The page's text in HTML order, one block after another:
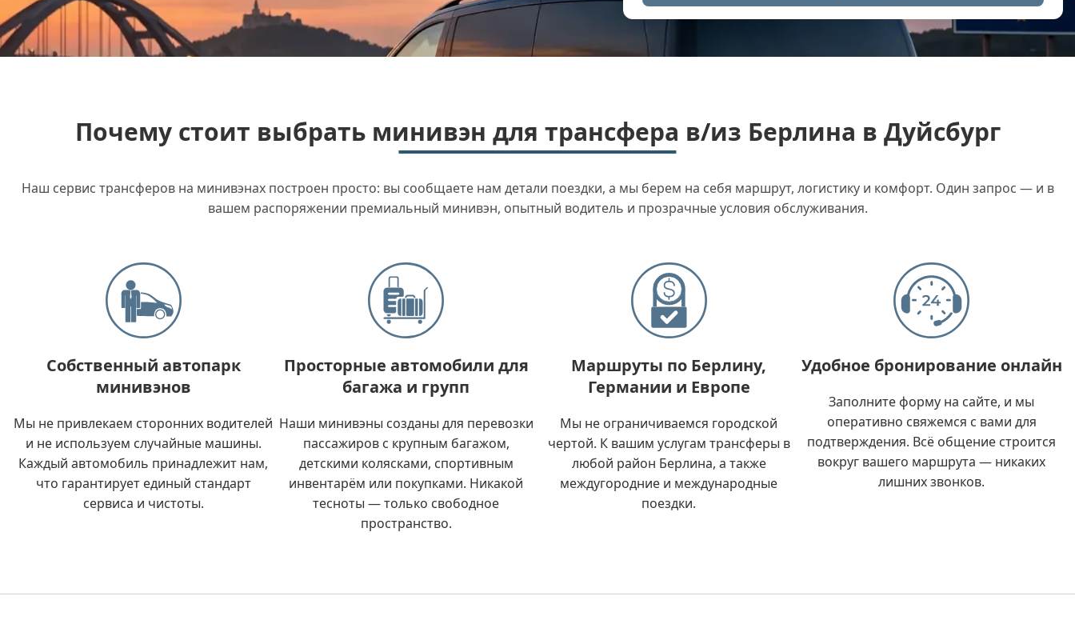
Почему стоит выбрать минивэн для трансфера в/из Берлина в Дуйсбург
Наш сервис трансферов на минивэнах построен просто: вы сообщаете нам детали поездки, а мы берем на себя маршрут, логистику и комфорт. Один запрос — и в
вашем распоряжении премиальный минивэн, опытный водитель и прозрачные условия обслуживания.
Собственный автопарк
минивэнов
Мы не привлекаем сторонних водителей
и не используем случайные машины.
Каждый автомобиль принадлежит нам,
что гарантирует единый стандарт
сервиса и чистоты.
Просторные автомобили для
багажа и групп
Наши минивэны созданы для перевозки
пассажиров с крупным багажом,
детскими колясками, спортивным
инвентарём или покупками. Никакой
тесноты — только свободное
пространство.
Маршруты по Берлину,
Германии и Европе
Мы не ограничиваемся городской
чертой. К вашим услугам трансферы в
любой район Берлина, а также
междугородние и международные
поездки.
Удобное бронирование онлайн
Заполните форму на сайте, и мы
оперативно свяжемся с вами для
подтверждения. Всё общение строится
вокруг вашего маршрута — никаких
лишних звонков.